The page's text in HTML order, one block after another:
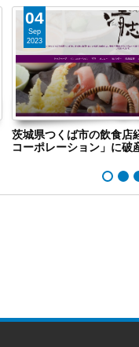
04
Sep
2023
茨城県つくば市の飲食店
コーポレーション」に破